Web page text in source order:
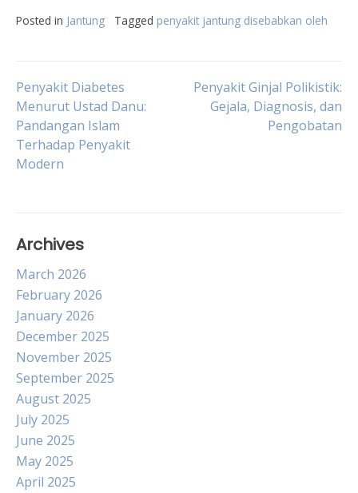
Posted in Jantung Tagged penyakit jantung disebabkan oleh
Post
navigation
Penyakit Diabetes
Menurut Ustad Danu:
Pandangan Islam
Terhadap Penyakit
Modern
Penyakit Ginjal Polikistik:
Gejala, Diagnosis, dan
Pengobatan
Archives
March 2026
February 2026
January 2026
December 2025
November 2025
September 2025
August 2025
July 2025
June 2025
May 2025
April 2025